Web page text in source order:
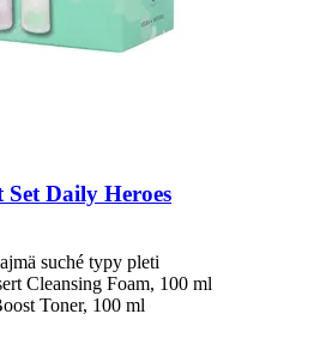
Set Daily Heroes
suché typy pleti
Cleansing Foam, 100 ml
Toner, 100 ml